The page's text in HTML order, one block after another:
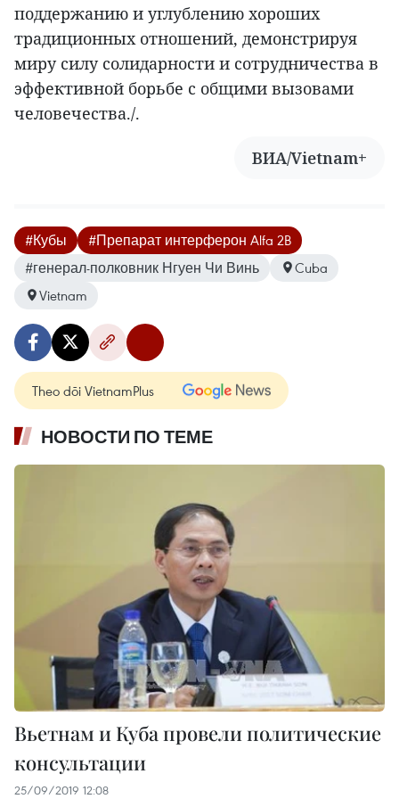
поддержанию и углублению хороших
традиционных отношений, демонстрируя
миру силу солидарности и сотрудничества в
эффективной борьбе с общими вызовами
человечества./.
ВИА/Vietnam+
#Кубы
#Препарат интерферон Alfa 2B
#генерал-полковник Нгуен Чи Винь
Cuba
Vietnam
Theo dõi VietnamPlus
НОВОСТИ ПО ТЕМЕ
Вьетнам и Куба провели политические
консультации
25/09/2019 12:08